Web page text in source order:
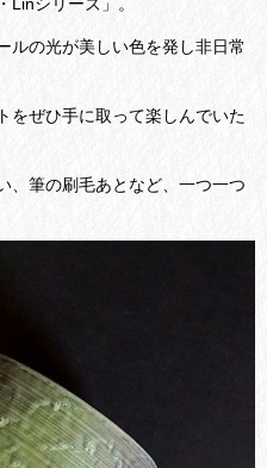
ルの光が美しい色を発し非日常
をぜひ手に取って楽しんでいた
、筆の刷毛あとなど、一つ一つ